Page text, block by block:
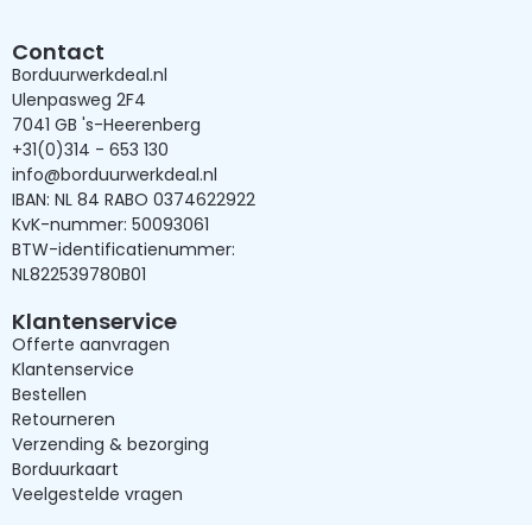
Contact
Borduurwerkdeal.nl
Ulenpasweg 2F4
7041 GB 's-Heerenberg
+31(0)314 - 653 130
info@borduurwerkdeal.nl
IBAN: NL 84 RABO 0374622922
KvK-nummer: 50093061
BTW-identificatienummer:
NL822539780B01
Klantenservice
Offerte aanvragen
Klantenservice
Bestellen
Retourneren
Verzending & bezorging
Borduurkaart
Veelgestelde vragen